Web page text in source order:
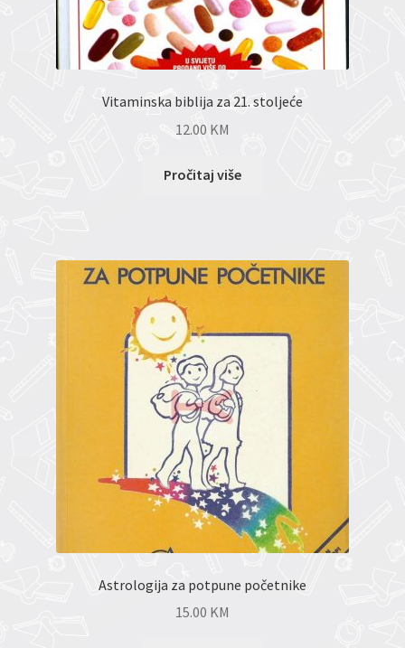
Vitaminska biblija za 21. stoljeće
12.00 KM
Pročitaj više
Astrologija za potpune početnike
15.00 KM